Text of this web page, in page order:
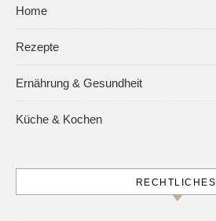
Home
Rezepte
Ernährung & Gesundheit
Küche & Kochen
RECHTLICHES